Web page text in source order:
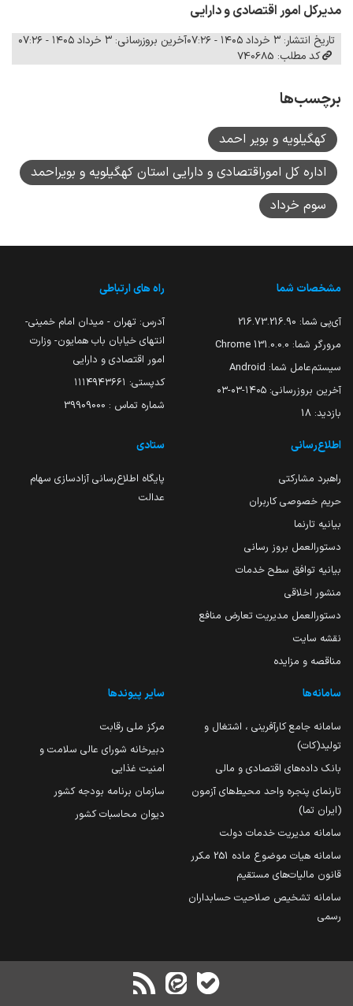
مدیرکل امور اقتصادی و دارایی
تاریخ انتشار: ۳ خرداد ۱۴۰۵ - ۰۷:۲۶
آخرین بروزرسانی: ۳ خرداد ۱۴۰۵ - ۰۷:۲۶
کد مطلب: 740685
برچسب‌ها
کهگیلویه و بویر احمد
اداره کل اموراقتصادی و دارایی استان کهگیلویه و بویراحمد
سوم خرداد
مشخصات شما
آی‌پی شما: 216.73.216.90
مرورگر شما: 131.0.0.0 Chrome
سیستم‌عامل شما: Android
آخرین بروزرسانی: ۱۴۰۵-۰۳-۰۳
بازدید: 18
راه های ارتباطی
آدرس: تهران - میدان امام خمینی-
انتهای خیابان باب همایون- وزارت
امور اقتصادی و دارایی
کدپستی: ۱۱۱۴۹۴۳۶۶۱
شماره تماس : 39909000
اطلاع‌رسانی
راهبرد مشارکتی
حریم خصوصی کاربران
بیانیه تارنما
دستورالعمل بروز رسانی
بیانیه توافق سطح خدمات
منشور اخلاقی
دستورالعمل مدیریت تعارض منافع
نقشه سایت
مناقصه و مزایده
ستادی
پایگاه اطلاع‌رسانی آزادسازی سهام
عدالت
سامانه‌ها
سامانه جامع کارآفرینی ، اشتغال و
تولید(کات)
بانک داده‌های اقتصادی و مالی
تارنمای پنجره واحد محیط‌های آزمون
(ایران تما)
سامانه مدیریت خدمات دولت
سامانه هیات موضوع ماده 251 مکرر
قانون مالیات‌های مستقیم
سامانه تشخیص صلاحیت حسابداران
رسمی
سایر پیوندها
مرکز ملی رقابت
دبیرخانه شورای عالی سلامت و
امنیت غذایی
سازمان برنامه بودجه کشور
دیوان محاسبات کشور